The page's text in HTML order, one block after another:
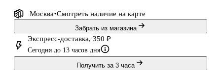
Москва Смотреть наличие на карте
Забрать из магазина
Экспресс-доставка, 350 ₽
Сегодня до 13 часов дня
Получить за 3 часа